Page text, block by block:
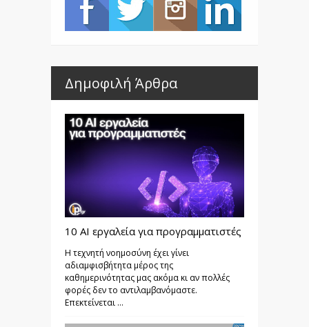
Δημοφιλή Άρθρα
10 AI εργαλεία για προγραμματιστές
Η τεχνητή νοημοσύνη έχει γίνει
αδιαμφισβήτητα μέρος της
καθημερινότητας μας ακόμα κι αν πολλές
φορές δεν το αντιλαμβανόμαστε.
Επεκτείνεται ...